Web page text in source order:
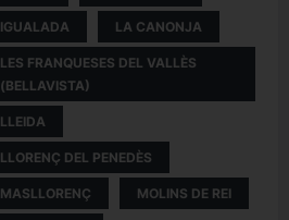
IGUALADA LA CANONJA
LES FRANQUESES DEL VALLÈS
(BELLAVISTA)
LLEIDA
LLORENÇ DEL PENEDÈS
MASLLORENÇ MOLINS DE REI